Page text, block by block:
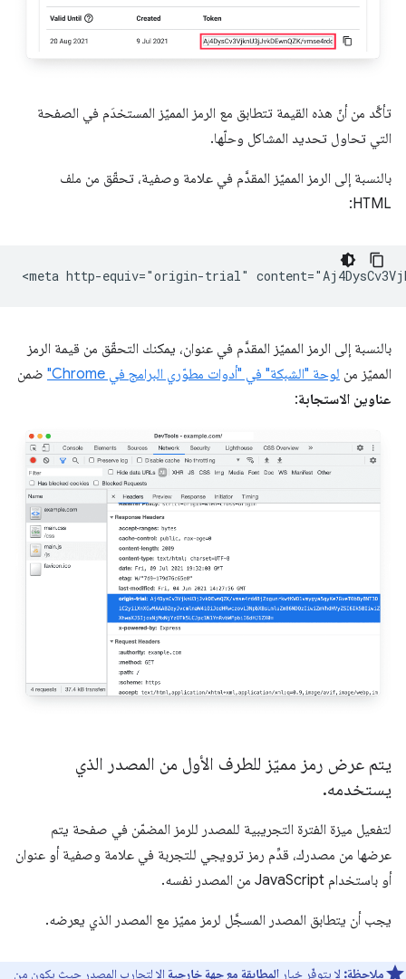
تأكَّد من أنّ هذه القيمة تتطابق مع الرمز المميّز المستخدَم في الصفحة
التي تحاول تحديد المشاكل وحلّها.
بالنسبة إلى الرمز المميّز المقدَّم في علامة وصفية، تحقّق من ملف
HTML:
بالنسبة إلى الرمز المميّز المقدَّم في عنوان، يمكنك التحقّق من قيمة الرمز
المميّز من لوحة "الشبكة" في "أدوات مطوّري البرامج في Chrome"
ضمن
عناوين الاستجابة:
يتم عرض رمز مميّز للطرف الأول من المصدر الذي
يستخدمه.
لتفعيل ميزة الفترة التجريبية للمصدر للرمز المضمّن في صفحة يتم
عرضها من مصدرك، قدِّم رمز ترويجي للتجربة في علامة وصفية أو عنوان
أو باستخدام JavaScript من المصدر نفسه.
يجب أن يتطابق المصدر المسجَّل لرمز مميّز مع المصدر الذي يعرضه.
ملاحظة: لا يتوفّر خيار المطابقة مع جهة خارجية إلا لتجارب المصدر حيث يكون من